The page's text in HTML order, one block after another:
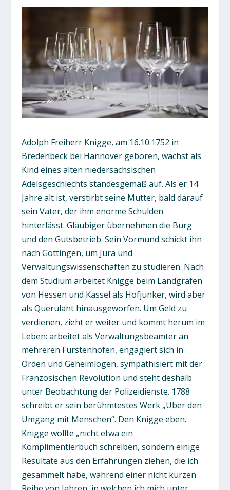
Adolph Freiherr Knigge, am 16.10.1752 in
Bredenbeck bei Hannover geboren, wächst als
Kind eines alten niedersächsischen
Adelsgeschlechts standesgemäß auf. Als er 14
Jahre alt ist, verstirbt seine Mutter, bald darauf
sein Vater, der ihm enorme Schulden
hinterlässt. Gläubiger übernehmen die Burg
und den Gutsbetrieb. Sein Vormund schickt ihn
nach Göttingen, um Jura und
Verwaltungswissenschaften zu studieren. Nach
dem Studium arbeitet Knigge beim Landgrafen
von Hessen und Kassel als Hofjunker, wird aber
als Querulant hinausgeworfen. Um Geld zu
verdienen, zieht er weiter und kommt herum im
Leben: arbeitet als Verwaltungsbeamter an
mehreren Fürstenhöfen, engagiert sich in
Orden und Geheimlogen, sympathisiert mit der
Französischen Revolution und steht deshalb
unter Beobachtung der Polizeidienste. 1788
schreibt er sein berühmtestes Werk „Über den
Umgang mit Menschen“. Den Knigge eben.
Knigge wollte „nicht etwa ein
Komplimentierbuch schreiben, sondern einige
Resultate aus den Erfahrungen ziehen, die ich
gesammelt habe, während einer nicht kurzen